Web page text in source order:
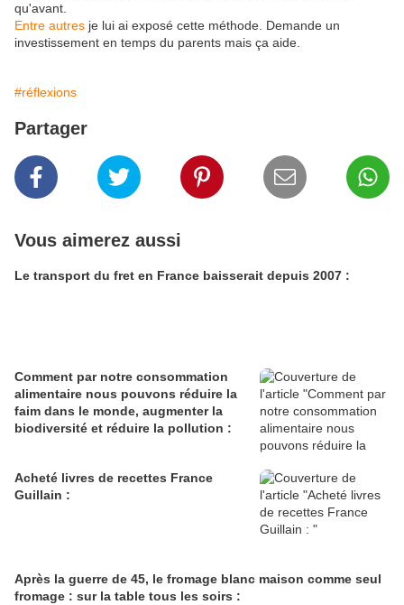
qu'avant.
Entre autres je lui ai exposé cette méthode. Demande un
investissement en temps du parents mais ça aide.
#réflexions
Partager
Vous aimerez aussi
Le transport du fret en France baisserait depuis 2007 :
Comment par notre consommation
alimentaire nous pouvons réduire la
faim dans le monde, augmenter la
biodiversité et réduire la pollution :
Acheté livres de recettes France
Guillain :
Après la guerre de 45, le fromage blanc maison comme seul
fromage : sur la table tous les soirs :